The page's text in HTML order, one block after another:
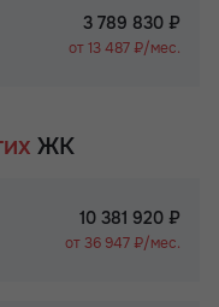
3 789 830 ₽
от 13 487 ₽/мес.
ЖК
10 381 920 ₽
от 36 947 ₽/мес.